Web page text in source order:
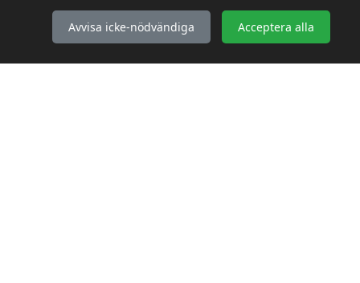
Köpvillkor
Integritetspolicy
Avvisa icke-nödvändiga Acceptera alla